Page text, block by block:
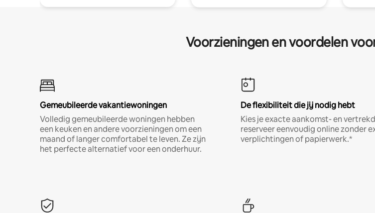
Voorzieningen en voordelen
Gemeubileerde vakantiewoningen
Volledig gemeubileerde woningen hebben
een keuken en andere voorzieningen om een
maand of langer comfortabel te leven. Ze zijn
het perfecte alternatief voor een onderhuur.
De flexibiliteit die jij nodig hebt
Kies je exacte aankomst- en
reserveer eenvoudig online zonder
verplichtingen of papierwerk.*